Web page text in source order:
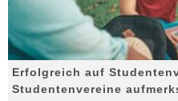
Erfolgreich auf
Studentenvereine